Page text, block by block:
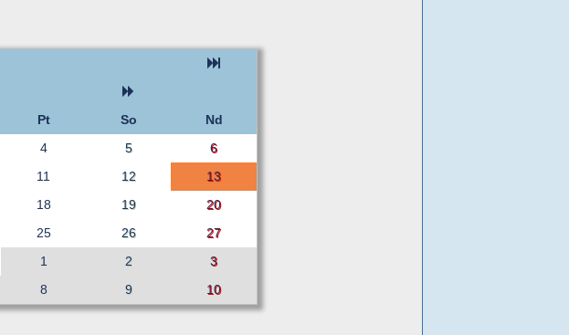
Pt So
Nd
4 5
6
11 12
13
18 19
20
25 26
27
1 2
3
8 9 10